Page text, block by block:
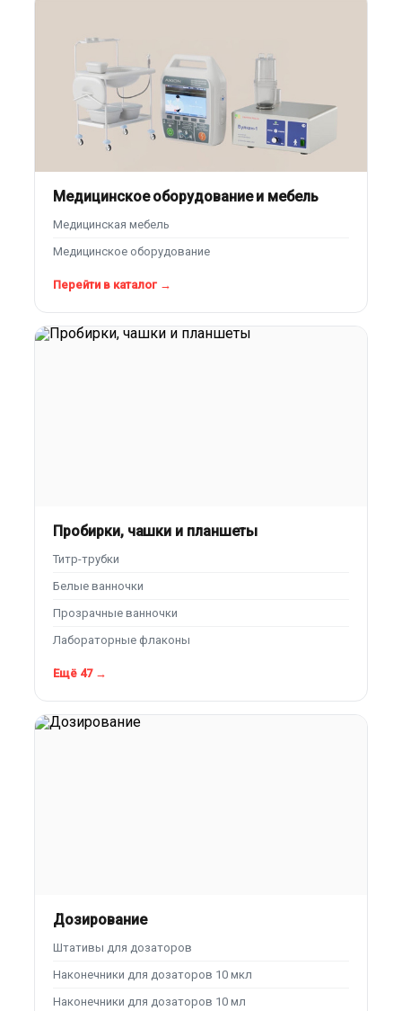
Медицинское оборудование и мебель
Медицинская мебель
Медицинское оборудование
Перейти в каталог →
Пробирки, чашки и планшеты
Титр-трубки
Белые ванночки
Прозрачные ванночки
Лабораторные флаконы
Ещё 47 →
Дозирование
Штативы для дозаторов
Наконечники для дозаторов 10 мкл
Наконечники для дозаторов 10 мл